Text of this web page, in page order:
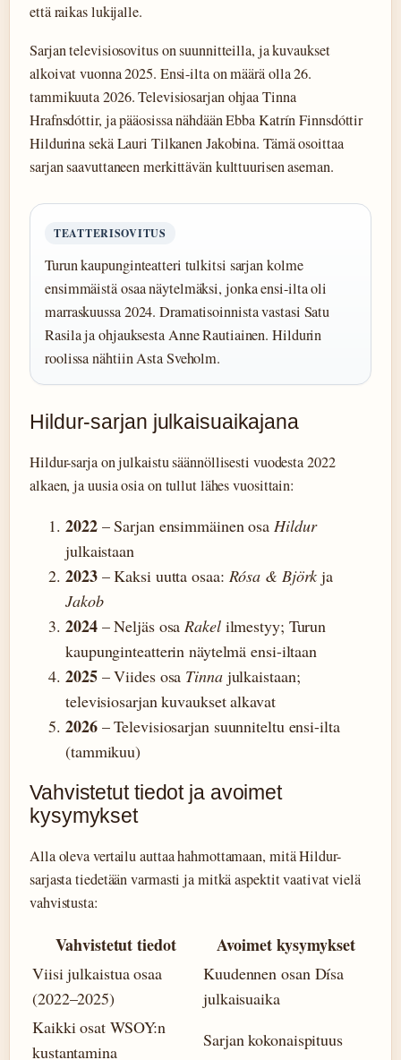
että raikas lukijalle.
Sarjan televisiosovitus on suunnitteilla, ja kuvaukset
alkoivat vuonna 2025. Ensi-ilta on määrä olla 26.
tammikuuta 2026. Televisiosarjan ohjaa Tinna
Hrafnsdóttir, ja pääosissa nähdään Ebba Katrín Finnsdóttir
Hildurina sekä Lauri Tilkanen Jakobina. Tämä osoittaa
sarjan saavuttaneen merkittävän kulttuurisen aseman.
TEATTERISOVITUS
Turun kaupunginteatteri tulkitsi sarjan kolme
ensimmäistä osaa näytelmäksi, jonka ensi-ilta oli
marraskuussa 2024. Dramatisoinnista vastasi Satu
Rasila ja ohjauksesta Anne Rautiainen. Hildurin
roolissa nähtiin Asta Sveholm.
Hildur-sarjan julkaisuaikajana
Hildur-sarja on julkaistu säännöllisesti vuodesta 2022
alkaen, ja uusia osia on tullut lähes vuosittain:
2022– Sarjan ensimmäinen osa Hildur
julkaistaan
2023– Kaksi uutta osaa: Rósa & Björk ja
Jakob
2024– Neljäs osa Rakelilmestyy; Turun
kaupunginteatterin näytelmä ensi-iltaan
2025– Viides osa Tinnajulkaistaan;
televisiosarjan kuvaukset alkavat
2026– Televisiosarjan suunniteltu ensi-ilta
(tammikuu)
Vahvistetut tiedot ja avoimet
kysymykset
Alla oleva vertailu auttaa hahmottamaan, mitä Hildur-
sarjasta tiedetään varmasti ja mitkä aspektit vaativat vielä
vahvistusta:
Vahvistetut tiedot Avoimet kysymykset
Viisi julkaistua osaa
(2022–2025)
Kuudennen osan Dísa
julkaisuaika
Kaikki osat WSOY:n
kustantamina
Sarjan kokonaispituus